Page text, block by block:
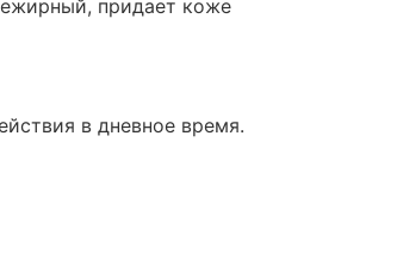
придает коже
в дневное время.